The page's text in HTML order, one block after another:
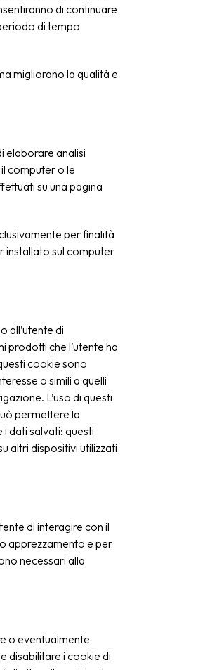
di continuare
di tempo
migliorano la qualità e
elaborare analisi
computer o le
su una pagina
per finalità
installato sul computer
all’utente di
prodotti che l’utente ha
cookie sono
o simili a quelli
L’uso di questi
permettere la
dati salvati: questi
altri dispositivi utilizzati
di interagire con il
apprezzamento e per
necessari alla
o eventualmente
disabilitare i cookie di